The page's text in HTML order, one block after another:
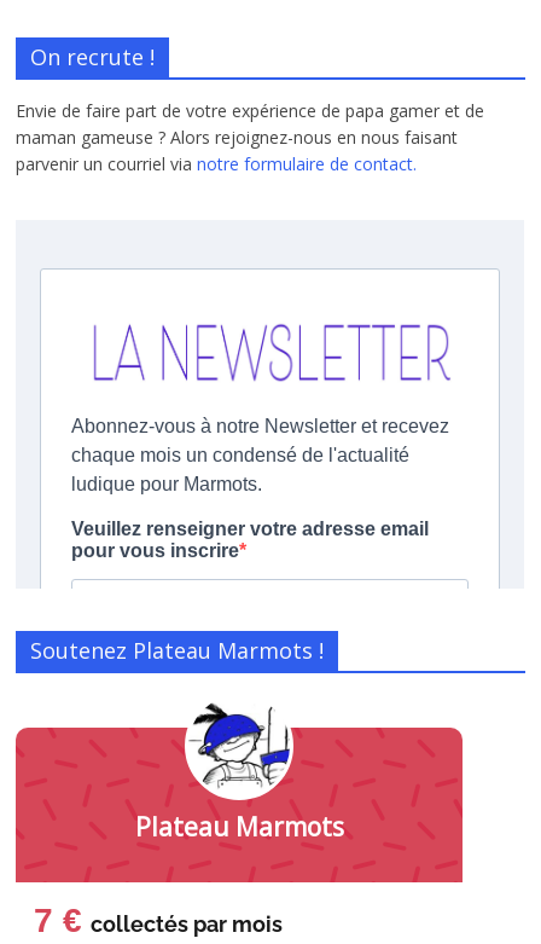
On recrute !
Envie de faire part de votre expérience de papa gamer et de
maman gameuse ? Alors rejoignez-nous en nous faisant
parvenir un courriel vianotre formulaire de contact.
Soutenez Plateau Marmots !
Plateau Marmots
7 € collectés par mois